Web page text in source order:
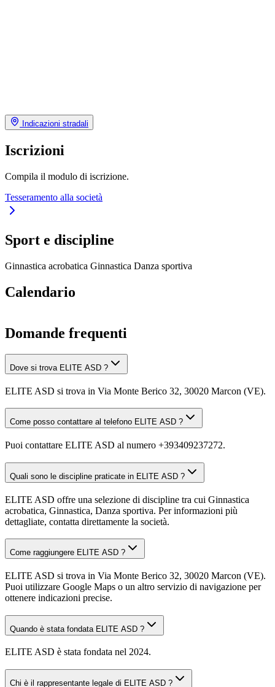
Indicazioni stradali
Iscrizioni
Compila il modulo di iscrizione.
Tesseramento alla società
Sport e discipline
Ginnastica acrobatica Ginnastica Danza sportiva
Calendario
Domande frequenti
Dove si trova ELITE ASD ?
ELITE ASD si trova in Via Monte Berico 32, 30020 Marcon (VE).
Come posso contattare al telefono ELITE ASD ?
Puoi contattare ELITE ASD al numero +393409237272.
Quali sono le discipline praticate in ELITE ASD ?
ELITE ASD offre una selezione di discipline tra cui Ginnastica
acrobatica, Ginnastica, Danza sportiva. Per informazioni più
dettagliate, contatta direttamente la società.
Come raggiungere ELITE ASD ?
ELITE ASD si trova in Via Monte Berico 32, 30020 Marcon (VE).
Puoi utilizzare Google Maps o un altro servizio di navigazione per
ottenere indicazioni precise.
Quando è stata fondata ELITE ASD ?
ELITE ASD è stata fondata nel 2024.
Chi è il rappresentante legale di ELITE ASD ?